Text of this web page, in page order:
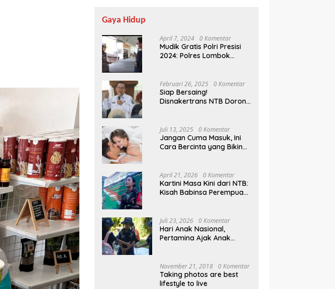
Gaya Hidup
April 7, 2024 0 Komentar
Mudik Gratis Polri Presisi
2024: Polres Lombok
Februari 26, 2025 0 Komentar
Siap Bersaing!
Disnakertrans NTB Dorong
Juli 13, 2025 0 Komentar
Jangan Cuma Masuk, Ini
Cara Bercinta yang Bikin
April 21, 2026 0 Komentar
Kartini Masa Kini dari NTB:
Kisah Babinsa Perempuan
Juli 23, 2026 0 Komentar
Hari Anak Nasional,
Pertamina Ajak Anak
Mangrove
November 21, 2018 0 Komentar
Taking photos are best
lifestyle to live